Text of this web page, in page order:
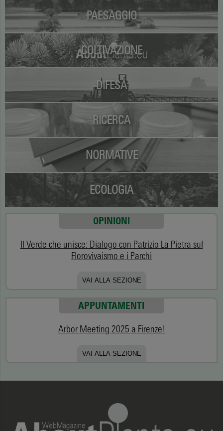
PAESAGGIO
COLTIVAZIONE
DIFESA
RICERCA
NORMATIVE
ECOLOGIA
OPINIONI
Il Verde che unisce: Dialogo con Patrizio La Pietra sul
Florovivaismo e i Parchi
VAI ALLA SEZIONE
APPUNTAMENTI
Arbor Meeting 2025 a Firenze!
VAI ALLA SEZIONE